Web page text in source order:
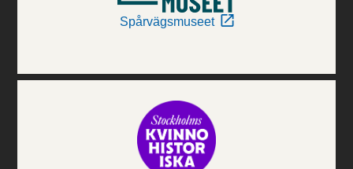
Spårvägsmuseet